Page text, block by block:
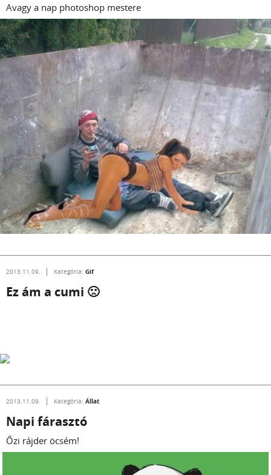
Avagy a nap photoshop mestere
2013.11.09. Kategória: Gif
Ez ám a cumi 🙁
2013.11.09. Kategória: Állat
Napi fárasztó
Őzi rájder öcsém!